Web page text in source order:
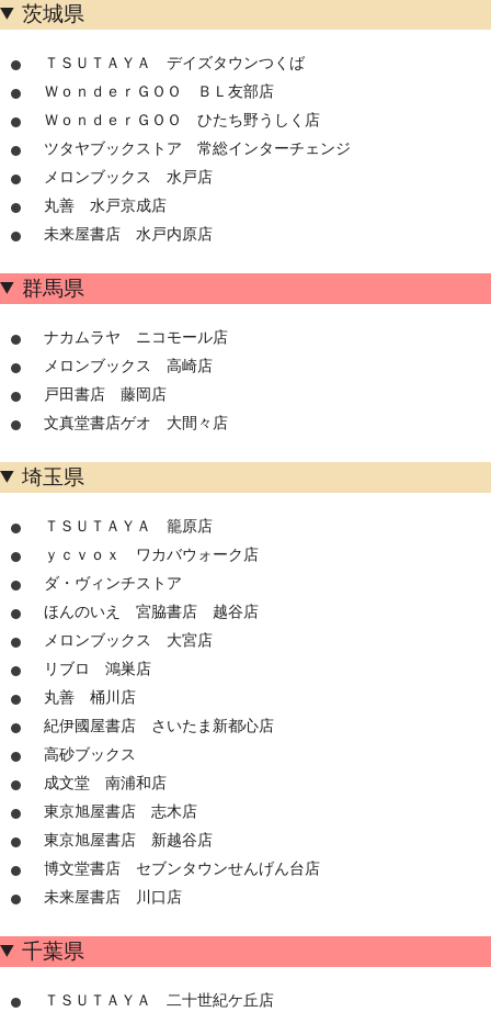
茨城県
ＴＳＵＴＡＹＡ デイズタウンつくば
ＷｏｎｄｅｒＧＯＯ ＢＬ友部店
ＷｏｎｄｅｒＧＯＯ ひたち野うしく店
ツタヤブックストア 常総インターチェンジ
メロンブックス 水戸店
丸善 水戸京成店
未来屋書店 水戸内原店
群馬県
ナカムラヤ ニコモール店
メロンブックス 高崎店
戸田書店 藤岡店
文真堂書店ゲオ 大間々店
埼玉県
ＴＳＵＴＡＹＡ 籠原店
ｙｃｖｏｘ ワカバウォーク店
ダ・ヴィンチストア
ほんのいえ 宮脇書店 越谷店
メロンブックス 大宮店
リブロ 鴻巣店
丸善 桶川店
紀伊國屋書店 さいたま新都心店
高砂ブックス
成文堂 南浦和店
東京旭屋書店 志木店
東京旭屋書店 新越谷店
博文堂書店 セブンタウンせんげん台店
未来屋書店 川口店
千葉県
ＴＳＵＴＡＹＡ 二十世紀ケ丘店